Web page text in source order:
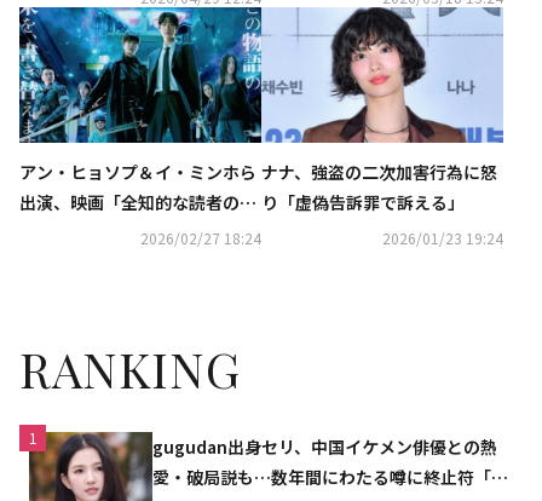
る」（動画あり）
アン・ヒョソプ＆イ・ミンホら
出演、映画「全知的な読者の視
点から」15秒WEBスポットが解
2026/02/27 18:24
ナナ、強盗の二次加害行為に怒
り「虚偽告訴罪で訴える」
2026/01/23 19:24
RANKING
1
gugudan出身セリ、中国イケメン俳優との熱
愛・破局説も…数年間にわたる噂に終止符「邪